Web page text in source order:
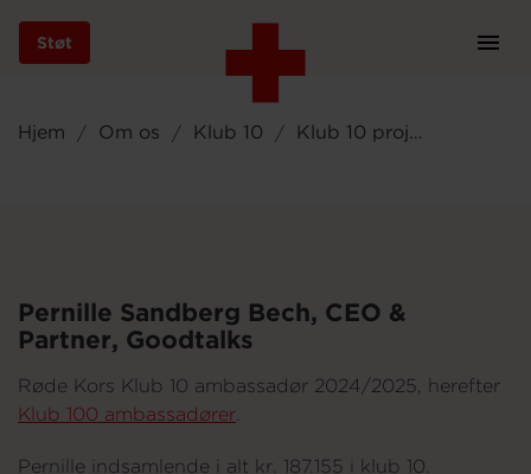
hovedindhold
Støt
Bliv frivillig
Hjem Om os Klub 10 Klub 10 projekter
Pernille Sandberg Bech, CEO &
Partner, Goodtalks
Røde Kors Klub 10 ambassadør 2024/2025, herefter
Klub 100 ambassadører.
Pernille indsamlende i alt kr. 187.155 i klub 10.